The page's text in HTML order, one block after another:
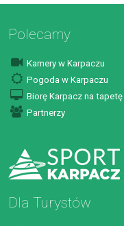
Polecamy
Kamery w Karpaczu
Pogoda w Karpaczu
Biorę Karpacz na tapetę
Partnerzy
Dla Turystów